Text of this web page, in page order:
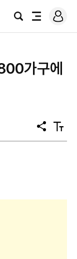
검
전
로
그
가구에
공
유
텍
스